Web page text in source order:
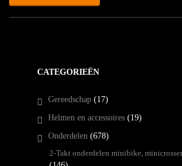
CATEGORIEËN
Gereedschap (17)
Helmen en accessoires (19)
Onderdelen (678)
2-Takt onderdelen minibike,